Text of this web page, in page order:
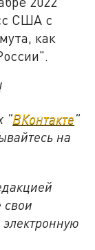
США с
как
"ВКонтакте"
на
свои